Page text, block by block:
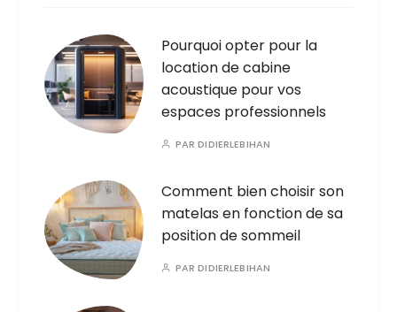
Pourquoi opter pour la
location de cabine
acoustique pour vos
espaces professionnels
PARDIDIERLEBIHAN
Comment bien choisir son
matelas en fonction de sa
position de sommeil
PARDIDIERLEBIHAN